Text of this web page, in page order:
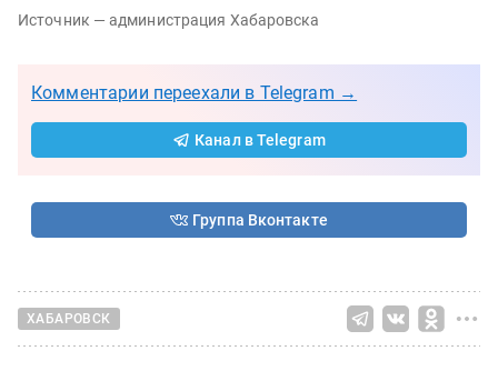
Источник — администрация Хабаровска
Комментарии переехали в Telegram →
Канал в Telegram
Группа Вконтакте
ХАБАРОВСК